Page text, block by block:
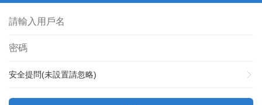
安全提問(未設置請忽略)